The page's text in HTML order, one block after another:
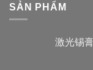
SẢN PHẨM
激光锡